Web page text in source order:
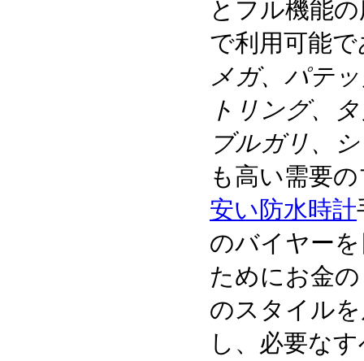
とフル機能
で利用可能
メガ、パテ
トリング、
ブルガリ、
も高い需要
安い防水時計
のバイヤー
ためにお金
のスタイル
し、必要な